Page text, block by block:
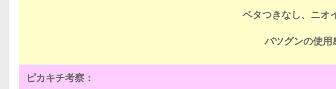
ベタつきなし、ニオ
バツグンの使用
ピカキチ考察：